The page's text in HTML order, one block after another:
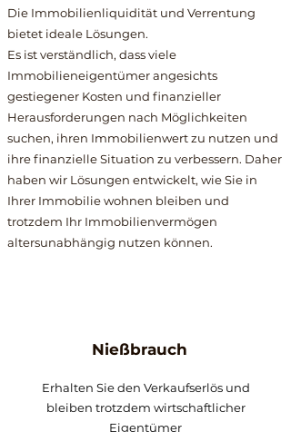
Die Immobilienliquidität und Verrentung
bietet ideale Lösungen.
Es ist verständlich, dass viele
Immobilieneigentümer angesichts
gestiegener Kosten und finanzieller
Herausforderungen nach Möglichkeiten
suchen, ihren Immobilienwert zu nutzen und
ihre finanzielle Situation zu verbessern. Daher
haben wir Lösungen entwickelt, wie Sie in
Ihrer Immobilie wohnen bleiben und
trotzdem Ihr Immobilienvermögen
altersunabhängig nutzen können.
Nießbrauch
Erhalten Sie den Verkaufserlös und
bleiben trotzdem wirtschaftlicher
Eigentümer